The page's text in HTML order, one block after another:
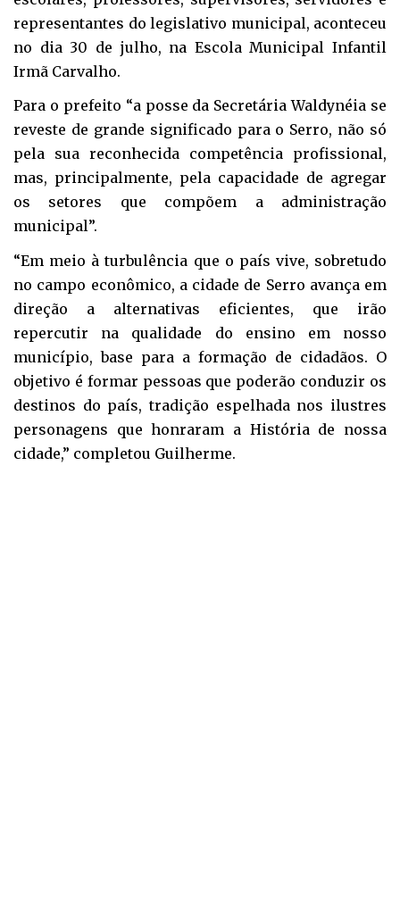
representantes do legislativo municipal, aconteceu
no dia 30 de julho, na Escola Municipal Infantil
Irmã Carvalho.
Para o prefeito “a posse da Secretária Waldynéia se
reveste de grande significado para o Serro, não só
pela sua reconhecida competência profissional,
mas, principalmente, pela capacidade de agregar
os setores que compõem a administração
municipal”.
“Em meio à turbulência que o país vive, sobretudo
no campo econômico, a cidade de Serro avança em
direção a alternativas eficientes, que irão
repercutir na qualidade do ensino em nosso
município, base para a formação de cidadãos. O
objetivo é formar pessoas que poderão conduzir os
destinos do país, tradição espelhada nos ilustres
personagens que honraram a História de nossa
cidade,” completou Guilherme.